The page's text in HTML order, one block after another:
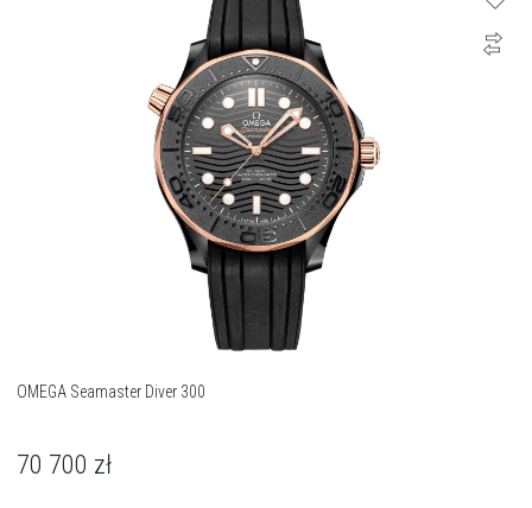
OMEGA Seamaster Diver 300
70 700 zł